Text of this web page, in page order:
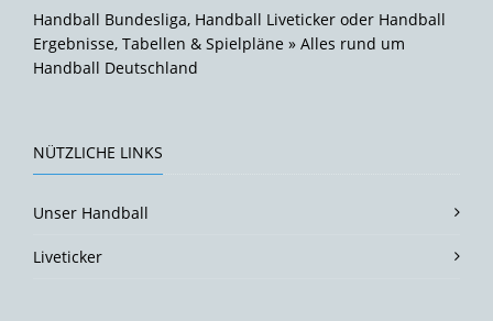
Handball Bundesliga, Handball Liveticker oder Handball
Ergebnisse, Tabellen & Spielpläne » Alles rund um
Handball Deutschland
NÜTZLICHE LINKS
Unser Handball
Liveticker